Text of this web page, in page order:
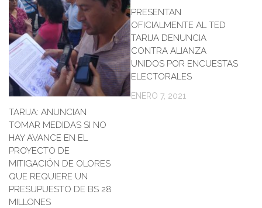
TARIJA: ANUNCIAN
TOMAR MEDIDAS SI NO
HAY AVANCE EN EL
PROYECTO DE
MITIGACIÓN DE OLORES
QUE REQUIERE UN
PRESUPUESTO DE BS 28
MILLONES
PRESENTAN
OFICIALMENTE AL TED
TARIJA DENUNCIA
CONTRA ALIANZA
UNIDOS POR ENCUESTAS
ELECTORALES
ENERO 7, 2021